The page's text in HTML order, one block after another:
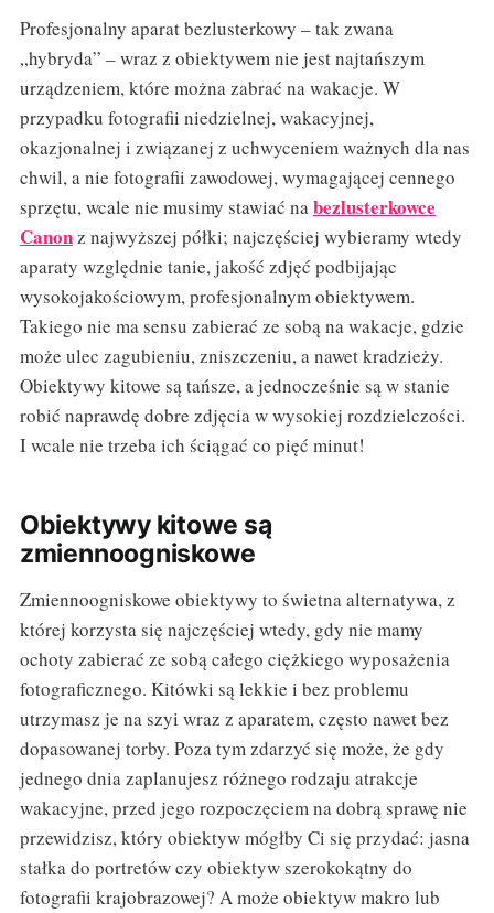
Profesjonalny aparat bezlusterkowy – tak zwana
„hybryda” – wraz z obiektywem nie jest najtańszym
urządzeniem, które można zabrać na wakacje. W
przypadku fotografii niedzielnej, wakacyjnej,
okazjonalnej i związanej z uchwyceniem ważnych dla nas
chwil, a nie fotografii zawodowej, wymagającej cennego
sprzętu, wcale nie musimy stawiać nabezlusterkowce
Canonz najwyższej półki; najczęściej wybieramy wtedy
aparaty względnie tanie, jakość zdjęć podbijając
wysokojakościowym, profesjonalnym obiektywem.
Takiego nie ma sensu zabierać ze sobą na wakacje, gdzie
może ulec zagubieniu, zniszczeniu, a nawet kradzieży.
Obiektywy kitowe są tańsze, a jednocześnie są w stanie
robić naprawdę dobre zdjęcia w wysokiej rozdzielczości.
I wcale nie trzeba ich ściągać co pięć minut!
Obiektywy kitowe są
zmiennoogniskowe
Zmiennoogniskowe obiektywy to świetna alternatywa, z
której korzysta się najczęściej wtedy, gdy nie mamy
ochoty zabierać ze sobą całego ciężkiego wyposażenia
fotograficznego. Kitówki są lekkie i bez problemu
utrzymasz je na szyi wraz z aparatem, często nawet bez
dopasowanej torby. Poza tym zdarzyć się może, że gdy
jednego dnia zaplanujesz różnego rodzaju atrakcje
wakacyjne, przed jego rozpoczęciem na dobrą sprawę nie
przewidzisz, który obiektyw mógłby Ci się przydać: jasna
stałka do portretów czy obiektyw szerokokątny do
fotografii krajobrazowej? A może obiektyw makro lub